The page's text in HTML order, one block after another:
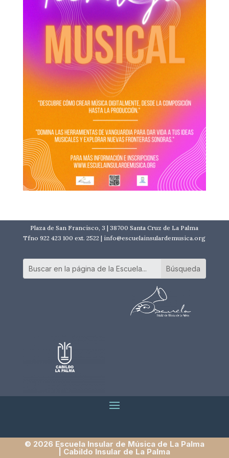
Plaza de San Francisco, 3 | 38700 Santa Cruz de La Palma
Tfno 922 423 100 ext. 2522 | info@escuelainsulardemusica.org
© 2026 Escuela Insular de Música de La Palma
| Cabildo Insular de La Palma